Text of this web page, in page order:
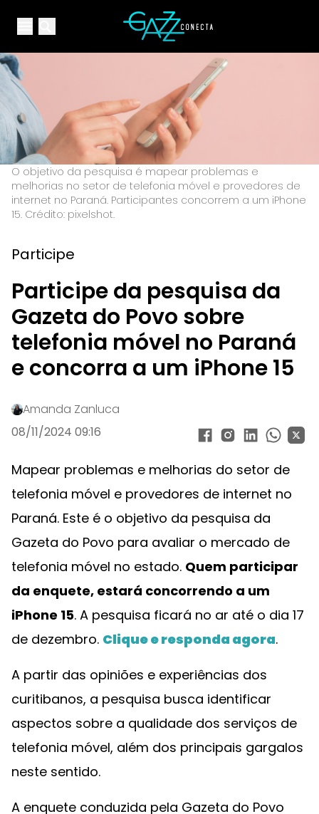
Open main menuYour Company
O objetivo da pesquisa é mapear problemas e
melhorias no setor de telefonia móvel e provedores de
internet no Paraná. Participantes concorrem a um iPhone
15. Crédito: pixelshot.
Participe
Participe da pesquisa da
Gazeta do Povo sobre
telefonia móvel no Paraná
e concorra a um iPhone 15
Amanda Zanluca
08/11/2024 09:16
Mapear problemas e melhorias do setor de
telefonia móvel e provedores de internet no
Paraná. Este é o objetivo da pesquisa da
Gazeta do Povo para avaliar o mercado de
telefonia móvel no estado. Quem participar
da enquete, estará concorrendo a um
iPhone 15. A pesquisa ficará no ar até o dia 17
de dezembro. Clique e responda agora.
A partir das opiniões e experiências dos
curitibanos, a pesquisa busca identificar
aspectos sobre a qualidade dos serviços de
telefonia móvel, além dos principais gargalos
neste sentido.
A enquete conduzida pela Gazeta do Povo